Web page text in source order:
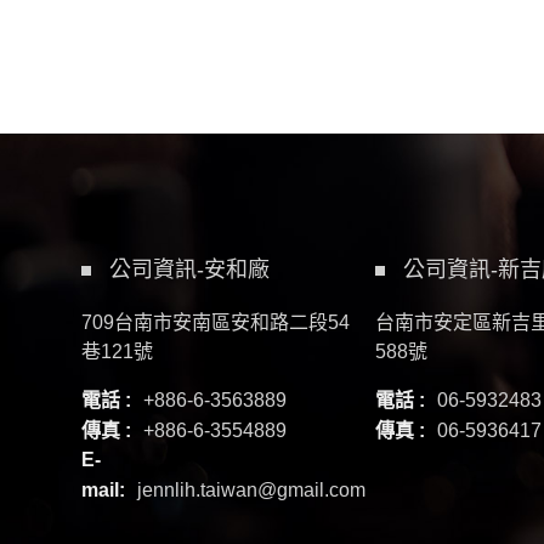
公司資訊-安和廠
709台南市安南區安和路二段54
巷121號
電話 :
+886-6-3563889
傳真 :
+886-6-3554889
E-
mail:
jennlih.taiwan@gmail.com
公司資訊-新
台南市安定區新吉
588號
電話 :
06-5932483
傳真 :
06-5936417